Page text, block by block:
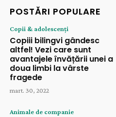
POSTĂRI POPULARE
Copii & adolescenți
Copiii bilingvi gândesc
altfel! Vezi care sunt
avantajele învățării unei a
doua limbi la vârste
fragede
mart. 30, 2022
Animale de companie